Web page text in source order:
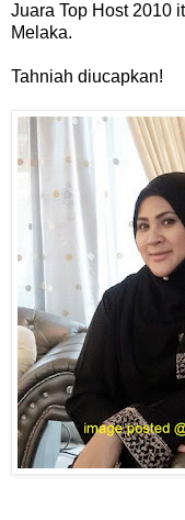
Juara Top Host 2010
Melaka.
Tahniah diucapkan!